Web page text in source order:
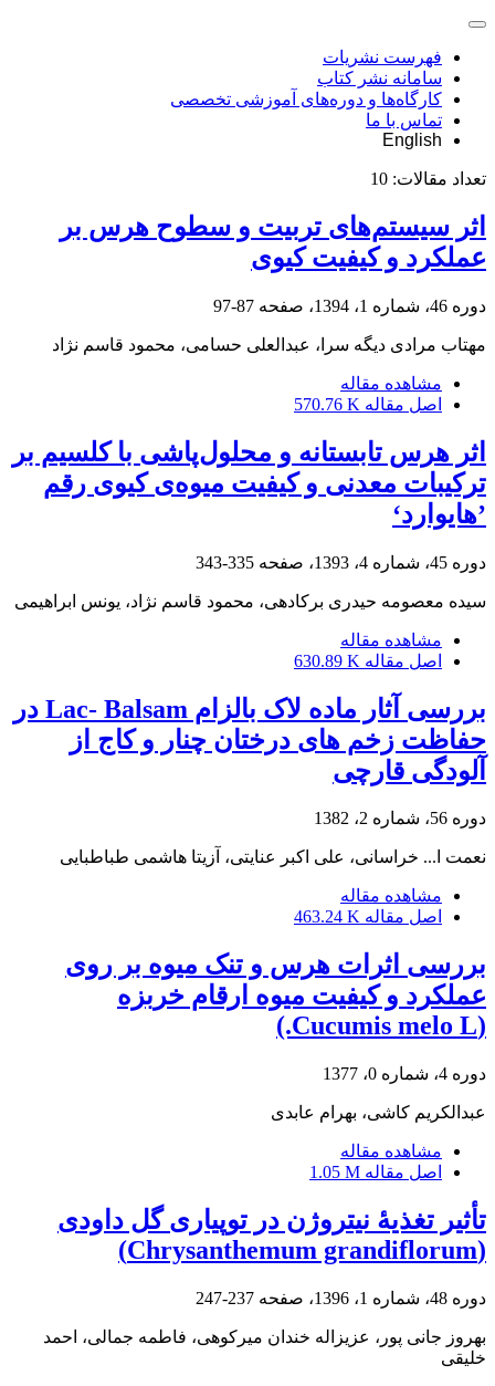
فهرست نشریات
سامانه نشر کتاب
کارگاه‌ها و دوره‌های آموزشی تخصصی
تماس با ما
English
تعداد مقالات: 10
اثر سیستم‌های تربیت و سطوح هرس بر
عملکرد و کیفیت کیوی
دوره 46، شماره 1، 1394، صفحه 87-97
مهتاب مرادی دیگه سرا، عبدالعلی حسامی، محمود قاسم نژاد
مشاهده مقاله
اصل مقاله 570.76 K
اثر هرس تابستانه و محلول‌پاشی با کلسیم بر
ترکیبات معدنی و کیفیت میوه‌ی کیوی رقم
’هایوارد‘
دوره 45، شماره 4، 1393، صفحه 335-343
سیده معصومه حیدری برکادهی، محمود قاسم نژاد، یونس ابراهیمی
مشاهده مقاله
اصل مقاله 630.89 K
بررسی آثار ماده لاک بالزام Lac- Balsam در
حفاظت زخم های درختان چنار و کاج از
آلودگی قارچی
دوره 56، شماره 2، 1382
نعمت ا... خراسانی، علی اکبر عنایتی، آزیتا هاشمی طباطبایی
مشاهده مقاله
اصل مقاله 463.24 K
بررسی اثرات هرس و تنک میوه بر روی
عملکرد و کیفیت میوه ارقام خربزه
(Cucumis melo L.)
دوره 4، شماره 0، 1377
عبدالکریم کاشی، بهرام عابدی
مشاهده مقاله
اصل مقاله 1.05 M
تأثیر تغذیۀ نیتروژن در توپیاری گل داودی
(Chrysanthemum grandiflorum)
دوره 48، شماره 1، 1396، صفحه 237-247
بهروز جانی پور، عزیزاله خندان میرکوهی، فاطمه جمالی، احمد
خلیقی